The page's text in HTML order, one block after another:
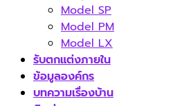
Model SP
Model PM
Model LX
รับตกแต่งภายใน
ข้อมูลองค์กร
บทความเรื่องบ้าน